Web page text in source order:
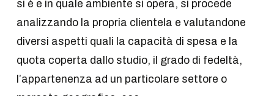
si è e in quale ambiente si opera, si procede
analizzando la propria clientela e valutandone
diversi aspetti quali la capacità di spesa e la
quota coperta dallo studio, il grado di fedeltà,
l’appartenenza ad un particolare settore o